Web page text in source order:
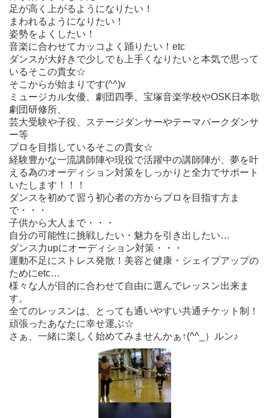
足が高く上がるようになりたい！
まわれるようになりたい！
姿勢をよくしたい！
音楽に合わせてカッコよく踊りたい！etc
ダンスが大好きで少しでも上手くなりたいと本気で思って
いるそこの貴女☆
そこからが始まりです(^^)v
ミュージカル女優、劇団四季、宝塚音楽学校やOSK日本歌
劇団研修所、
芸大受験や子役、ステージダンサーやテーマパークダンサ
ー等
プロを目指しているそこの貴女☆
経験豊かな一流講師陣や現役で活躍中の講師陣が、夢を叶
える為のオーディション対策をしっかりと全力でサポート
いたします！！！
ダンスを初めて習う初心者の方からプロを目指す方ま
で・・・
子供から大人まで・・・
自分の可能性に挑戦したい・魅力を引き出したい…
ダンス力upにオーディション対策・・・
運動不足にストレス発散！美容と健康・シェイプアップの
ためにetc…
様々な人が目的に合わせて自由に選んでレッスン出来ま
す。
全てのレッスンは、とっても通いやすい共通チケット制！
頑張ったあなたに幸せ運ぶ☆
さぁ、一緒に楽しく始めてみませんかぁ↑(^^_）ルン♪